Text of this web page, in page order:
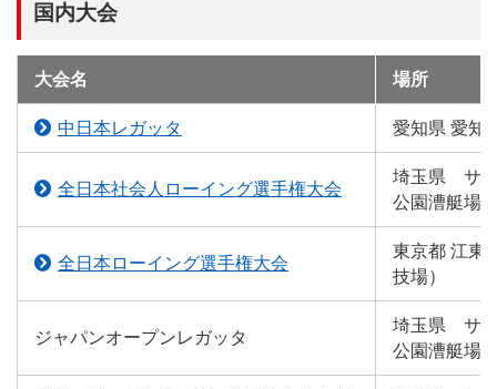
国内大会
大会名 場所
中日本レガッタ 愛知県 愛知
全日本社会人ローイング選手権大会
埼玉県 サ
公園漕艇場
全日本ローイング選手権大会
東京都 江東
技場）
ジャパンオープンレガッタ
埼玉県 サ
公園漕艇場